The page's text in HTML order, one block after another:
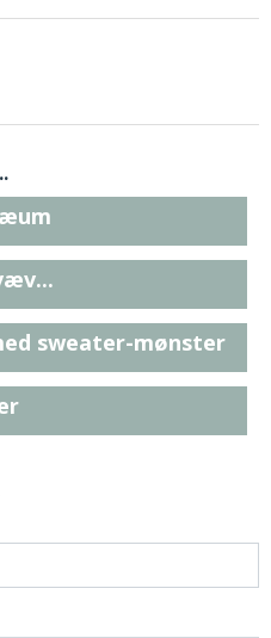
sweater-mønster